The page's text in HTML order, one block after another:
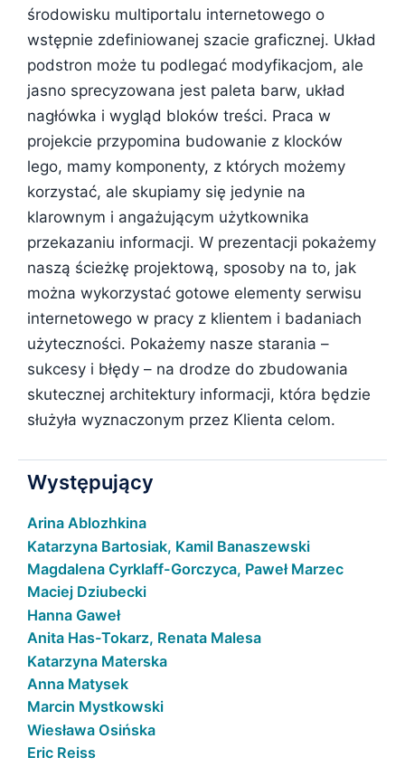
środowisku multiportalu internetowego o
wstępnie zdefiniowanej szacie graficznej. Układ
podstron może tu podlegać modyfikacjom, ale
jasno sprecyzowana jest paleta barw, układ
nagłówka i wygląd bloków treści. Praca w
projekcie przypomina budowanie z klocków
lego, mamy komponenty, z których możemy
korzystać, ale skupiamy się jedynie na
klarownym i angażującym użytkownika
przekazaniu informacji. W prezentacji pokażemy
naszą ścieżkę projektową, sposoby na to, jak
można wykorzystać gotowe elementy serwisu
internetowego w pracy z klientem i badaniach
użyteczności. Pokażemy nasze starania –
sukcesy i błędy – na drodze do zbudowania
skutecznej architektury informacji, która będzie
służyła wyznaczonym przez Klienta celom.
Występujący
Arina Ablozhkina
Katarzyna Bartosiak, Kamil Banaszewski
Magdalena Cyrklaff-Gorczyca, Paweł Marzec
Maciej Dziubecki
Hanna Gaweł
Anita Has-Tokarz, Renata Malesa
Katarzyna Materska
Anna Matysek
Marcin Mystkowski
Wiesława Osińska
Eric Reiss